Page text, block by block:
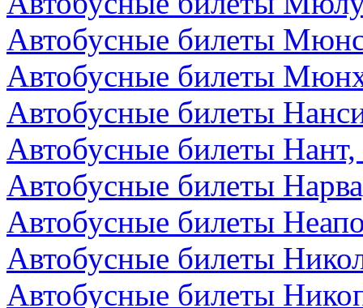
Автобусные билеты
Автобусные билеты
Автобусные билеты
Автобусные билеты
Автобусные билеты
Автобусные билеты
Автобусные билеты
Автобусные билеты